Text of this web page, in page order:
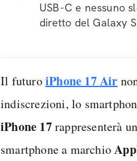
USB-C e nessuno
diretto del Galaxy
Il futuroiPhone 17 Air
indiscrezioni, lo
iPhone 17rappresenterà
smartphone a marchio